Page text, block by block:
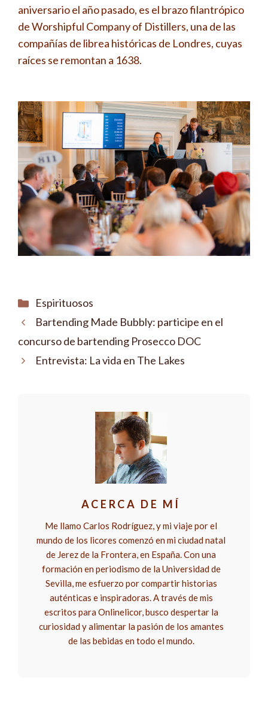
aniversario el año pasado, es el brazo filantrópico
de Worshipful Company of Distillers, una de las
compañías de librea históricas de Londres, cuyas
raíces se remontan a 1638.
Categorías
Espirituosos
Bartending Made Bubbly: participe en el
concurso de bartending Prosecco DOC
Entrevista: La vida en The Lakes
ACERCA DE MÍ
Me llamo Carlos Rodríguez, y mi viaje por el
mundo de los licores comenzó en mi ciudad natal
de Jerez de la Frontera, en España. Con una
formación en periodismo de la Universidad de
Sevilla, me esfuerzo por compartir historias
auténticas e inspiradoras. A través de mis
escritos para Onlinelicor, busco despertar la
curiosidad y alimentar la pasión de los amantes
de las bebidas en todo el mundo.